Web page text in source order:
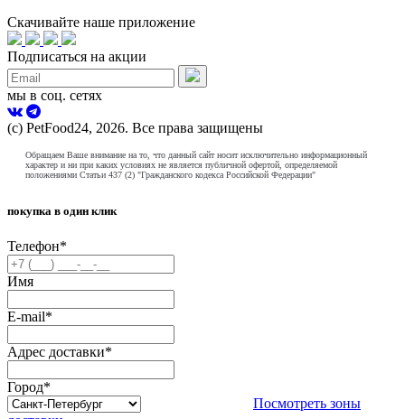
Скачивайте наше приложение
Подписаться на акции
мы в соц. сетях
(с) PetFood24, 2026. Все права защищены
Обращаем Ваше внимание на то, что данный сайт носит исключительно информационный
характер и ни при каких условиях не является публичной офертой, определяемой
положениями Статьи 437 (2) "Гражданского кодекса Российской Федерации"
покупка в один клик
Телефон*
Имя
E-mail*
Адрес доставки*
Город*
Посмотреть зоны